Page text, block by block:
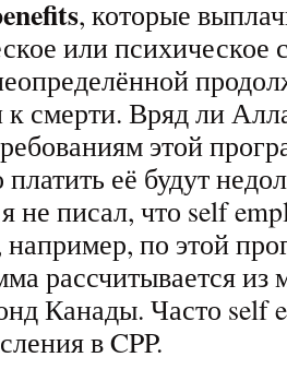
, которые
или психическое
к смерти. Вряд ли
этой
её будут
не писал, что self
по этой
рассчитывается из
Канады. Часто self
в CPP.